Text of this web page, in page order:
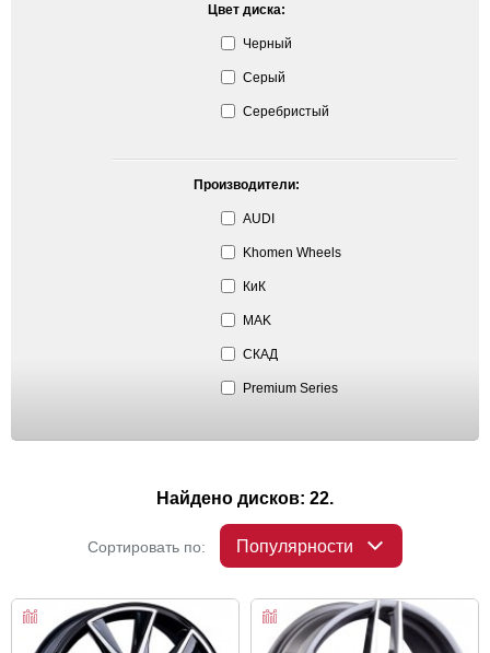
Цвет диска:
Черный
Серый
Серебристый
Производители:
AUDI
Khomen Wheels
КиК
MAK
СКАД
Premium Series
Найдено дисков: 22.
Сортировать по: Популярности